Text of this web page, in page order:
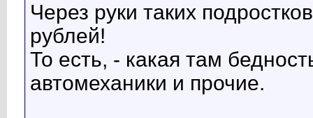
Через руки таких
рублей!
То есть, - какая там
автомеханики и прочие.